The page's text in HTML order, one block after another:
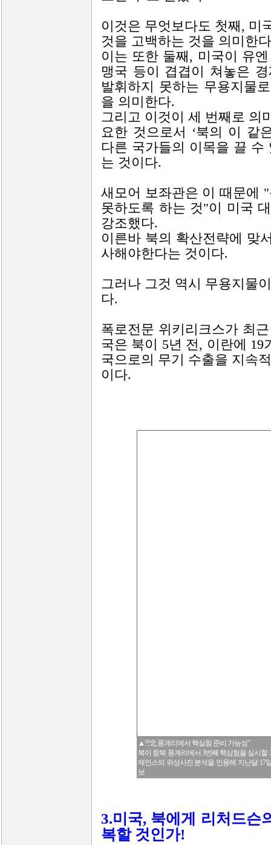
이것은 무엇보다도 첫째, 미
것을 고백하는 것을 의미한
이는 또한 둘째, 미국이 유
맹국 등이 겹겹이 쳐놓은
발휘하지 못하는 무용지물
을 의미한다.
그리고 이것이 세 번째로 의
요한 것으로서 ‘북의 이 같
다른 국가들의 이목을 끌 수
는 것이다.
새모어 보좌관은 이 때문에
못하도록 하는 것"이 미국
강조했다.
이른바 북의 확산전략에 맞
사해야한다는 것이다.
그러나 그것 역시 무용지물
다.
폭로전문 위키리크스가 최
국은 북이 5년 전, 이란에
국으로의 무기 수출을 지속
이다.
▲??北 풍계리에서 핵실험 준비 가능성"
북이 함북 풍계리에서 3번째 핵심험을 실시
제인스의 위성사진 분석을 인용해 지난달 17
보
3.미국, 북에게 리처드슨
복할 것인가!